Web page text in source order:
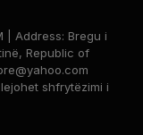
| Address: Bregu i
Republic of
shfrytëzimi i